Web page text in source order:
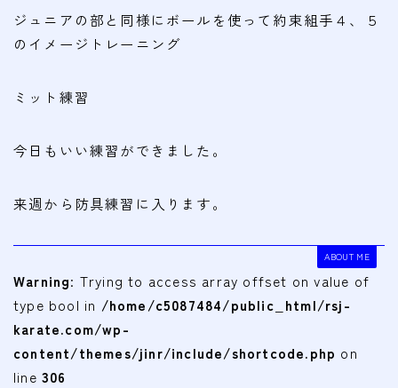
ジュニアの部と同様にボールを使って約束組手４、５
のイメージトレーニング
ミット練習
今日もいい練習ができました。
来週から防具練習に入ります。
ABOUT ME
Warning: Trying to access array offset on value of
type bool in /home/c5087484/public_html/rsj-
karate.com/wp-
content/themes/jinr/include/shortcode.php on
line 306